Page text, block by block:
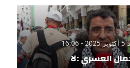
16:06
العسري :لا